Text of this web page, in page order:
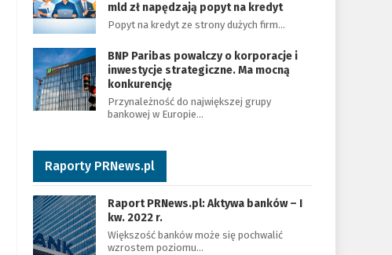
mld zł napędzają popyt na kredyt
Popyt na kredyt ze strony dużych firm…
BNP Paribas powalczy o korporacje i
inwestycje strategiczne. Ma mocną
konkurencję
Przynależność do największej grupy
bankowej w Europie…
Raporty PRNews.pl
Raport PRNews.pl: Aktywa banków – I
kw. 2022 r.
Większość banków może się pochwalić
wzrostem poziomu…